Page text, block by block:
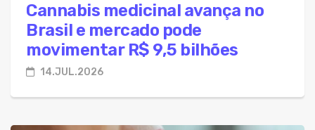
Cannabis medicinal avança no
Brasil e mercado pode
movimentar R$ 9,5 bilhões
14.JUL.2026